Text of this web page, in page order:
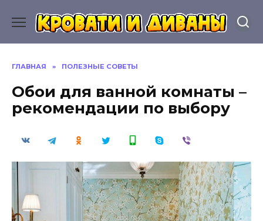
содержанию
ГЛАВНАЯ » ПОЛЕЗНЫЕ СОВЕТЫ
Обои для ванной комнаты –
рекомендации по выбору